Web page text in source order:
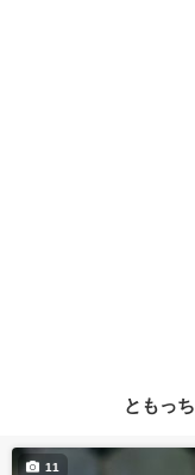
ともっ
11